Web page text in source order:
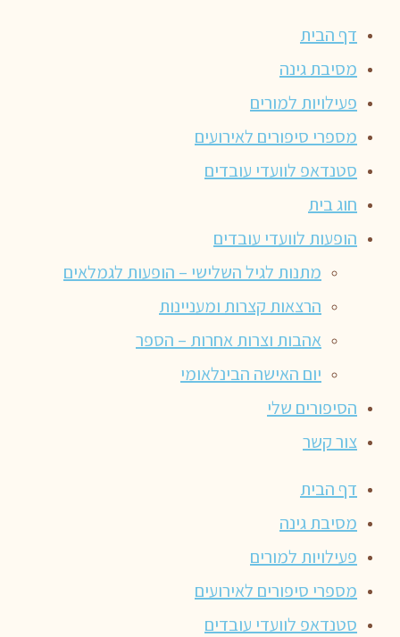
דף הבית
מסיבת גינה
פעילויות למורים
מספרי סיפורים לאירועים
סטנדאפ לוועדי עובדים
חוג בית
הופעות לוועדי עובדים
מתנות לגיל השלישי – הופעות לגמלאים
הרצאות קצרות ומעניינות
אהבות וצרות אחרות – הספר
יום האישה הבינלאומי
הסיפורים שלי
צור קשר
דף הבית
מסיבת גינה
פעילויות למורים
מספרי סיפורים לאירועים
סטנדאפ לוועדי עובדים